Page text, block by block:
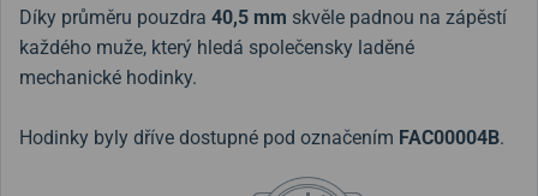
Díky průměru pouzdra 40,5 mm skvěle padnou na zápěstí
každého muže, který hledá společensky laděné
mechanické hodinky.
Hodinky byly dříve dostupné pod označením FAC00004B.